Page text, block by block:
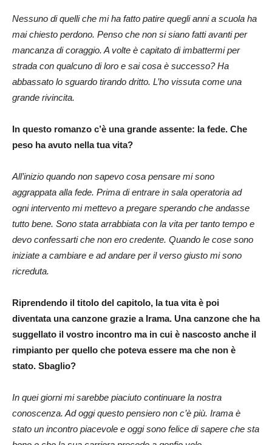
Nessuno di quelli che mi ha fatto patire quegli anni a scuola ha
mai chiesto perdono. Penso che non si siano fatti avanti per
mancanza di coraggio. A volte è capitato di imbattermi per
strada con qualcuno di loro e sai cosa è successo? Ha
abbassato lo sguardo tirando dritto. L’ho vissuta come una
grande rivincita.
In questo romanzo c’è una grande assente: la fede. Che
peso ha avuto nella tua vita?
All’inizio quando non sapevo cosa pensare mi sono
aggrappata alla fede. Prima di entrare in sala operatoria ad
ogni intervento mi mettevo a pregare sperando che andasse
tutto bene. Sono stata arrabbiata con la vita per tanto tempo e
devo confessarti che non ero credente. Quando le cose sono
iniziate a cambiare e ad andare per il verso giusto mi sono
ricreduta.
Riprendendo il titolo del capitolo, la tua vita è poi
diventata una canzone grazie a Irama. Una canzone che ha
suggellato il vostro incontro ma in cui è nascosto anche il
rimpianto per quello che poteva essere ma che non è
stato. Sbaglio?
In quei giorni mi sarebbe piaciuto continuare la nostra
conoscenza. Ad oggi questo pensiero non c’è più. Irama è
stato un incontro piacevole e oggi sono felice di sapere che sta